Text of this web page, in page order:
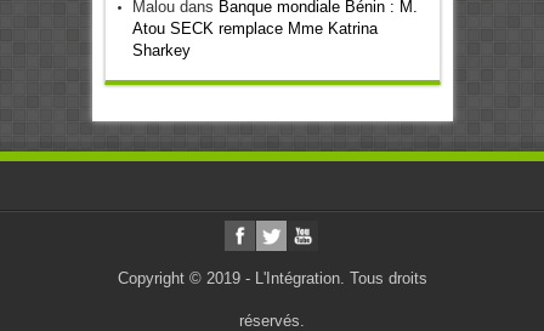
Maloudans Banque mondiale Bénin : M.
Atou SECK remplace Mme Katrina
Sharkey
Copyright © 2019 - L'Intégration. Tous droits
réservés.